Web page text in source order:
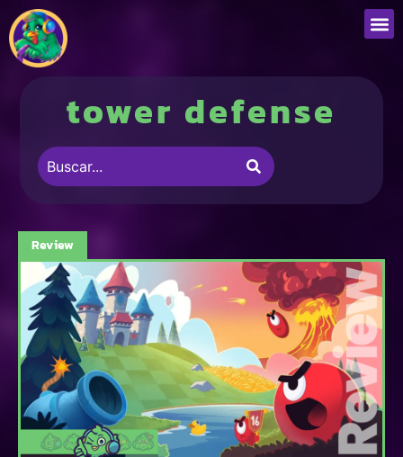
tower defense
Review